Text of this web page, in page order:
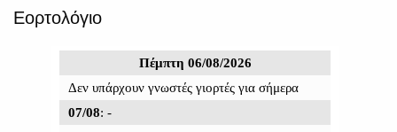
Εορτολόγιο